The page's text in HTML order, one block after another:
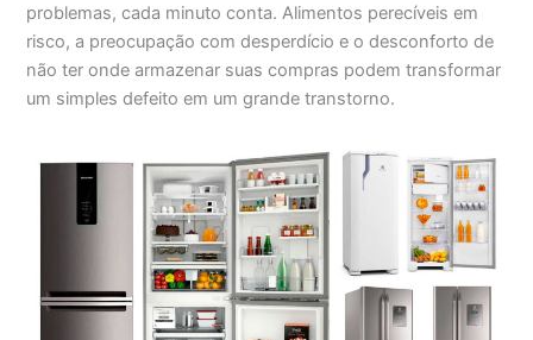
problemas, cada minuto conta. Alimentos perecíveis em
risco, a preocupação com desperdício e o desconforto de
não ter onde armazenar suas compras podem transformar
um simples defeito em um grande transtorno.